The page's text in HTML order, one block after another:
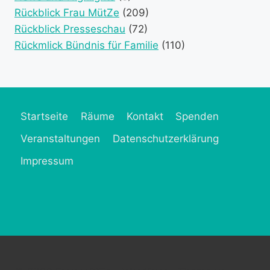
Rückblick Frau MütZe (209)
Rückblick Presseschau (72)
Rückmlick Bündnis für Familie (110)
Startseite Räume Kontakt
Spenden
Veranstaltungen
Datenschutzerklärung
Impressum